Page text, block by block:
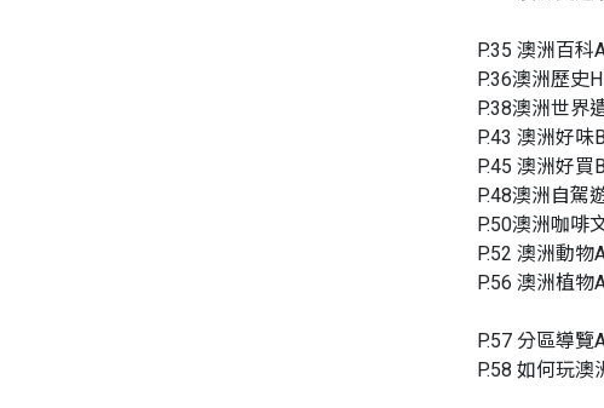
P.35 澳洲百科
P.36澳洲歷史
P.38澳洲世界
P.43 澳洲好味
P.45 澳洲好買
P.48澳洲自駕
P.50澳洲咖啡
P.52 澳洲動
P.56 澳洲植物
P.57 分區導覽
P.58 如何玩澳